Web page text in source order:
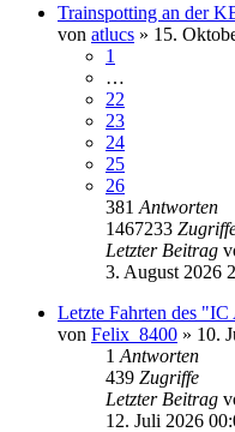
Trainspotting an der
von atlucs » 15.
1
…
22
23
24
25
26
381 Antworten
1467233
Letzter Beitrag
3. August 2026
Letzte Fahrten des
von Felix_8400 » 10.
1 Antworten
439 Zugriffe
Letzter Beitrag
12. Juli 2026